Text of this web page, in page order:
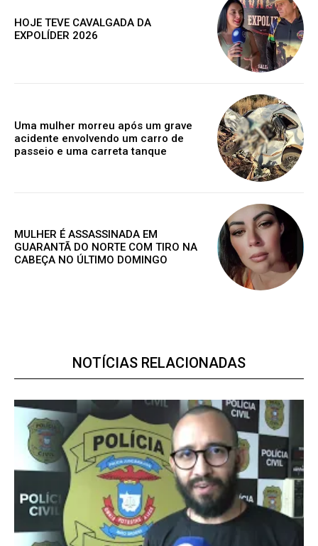
Gratuitamente / para sempre
Premium
R$100 / ano
Acesso as notícias publicas
Acesso a comentários
Notícias exclusivas
HOJE TEVE CAVALGADA DA
EXPOLÍDER 2026
Uma mulher morreu após um grave
acidente envolvendo um carro de
passeio e uma carreta tanque
MULHER É ASSASSINADA EM
GUARANTÃ DO NORTE COM TIRO NA
CABEÇA NO ÚLTIMO DOMINGO
NOTÍCIAS RELACIONADAS